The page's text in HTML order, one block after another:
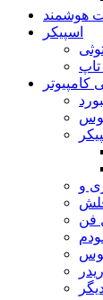
هوشمند
اسپیکر
تاپ
کامپیوتر
فن